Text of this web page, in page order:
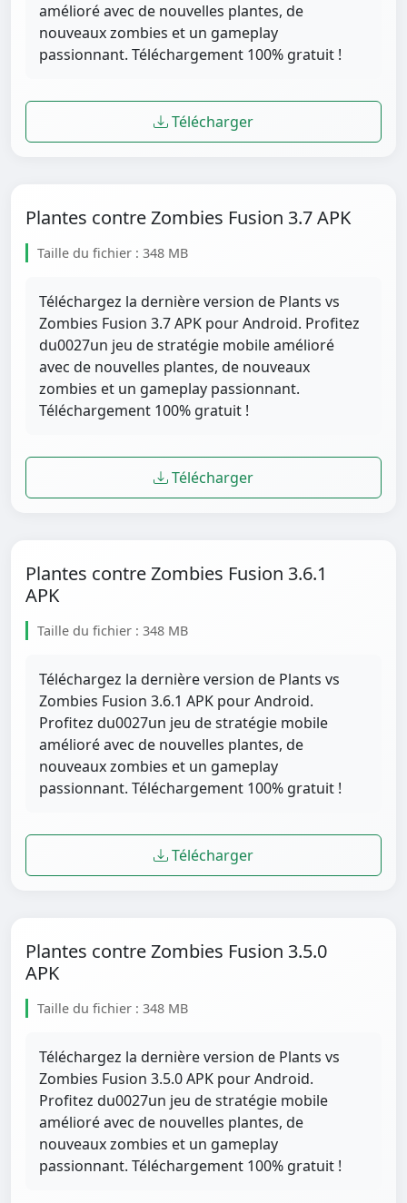
amélioré avec de nouvelles plantes, de
nouveaux zombies et un gameplay
passionnant. Téléchargement 100% gratuit !
Télécharger
Plantes contre Zombies Fusion 3.7 APK
Taille du fichier : 348 MB
Téléchargez la dernière version de Plants vs
Zombies Fusion 3.7 APK pour Android. Profitez
du0027un jeu de stratégie mobile amélioré
avec de nouvelles plantes, de nouveaux
zombies et un gameplay passionnant.
Téléchargement 100% gratuit !
Télécharger
Plantes contre Zombies Fusion 3.6.1
APK
Taille du fichier : 348 MB
Téléchargez la dernière version de Plants vs
Zombies Fusion 3.6.1 APK pour Android.
Profitez du0027un jeu de stratégie mobile
amélioré avec de nouvelles plantes, de
nouveaux zombies et un gameplay
passionnant. Téléchargement 100% gratuit !
Télécharger
Plantes contre Zombies Fusion 3.5.0
APK
Taille du fichier : 348 MB
Téléchargez la dernière version de Plants vs
Zombies Fusion 3.5.0 APK pour Android.
Profitez du0027un jeu de stratégie mobile
amélioré avec de nouvelles plantes, de
nouveaux zombies et un gameplay
passionnant. Téléchargement 100% gratuit !